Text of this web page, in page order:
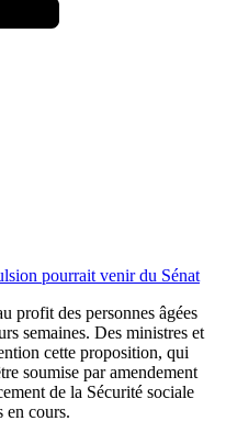
pourrait venir du Sénat
profit des personnes âgées
semaines. Des ministres et
cette proposition, qui
soumise par amendement
de la Sécurité sociale
en cours.